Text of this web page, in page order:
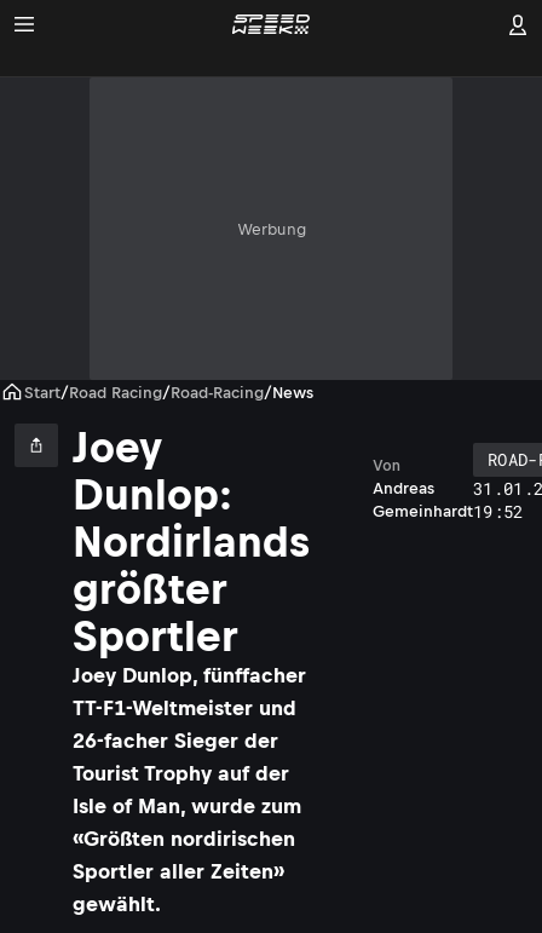
Werbung
Start/Road Racing/Road-Racing/News
Joey
Dunlop:
Nordirlands
größter
Sportler
Joey Dunlop, fünffacher
TT-F1-Weltmeister und
26-facher Sieger der
Tourist Trophy auf der
Isle of Man, wurde zum
«Größten nordirischen
Sportler aller Zeiten»
gewählt.
Andreas
Gemeinhardt
Von
19:52